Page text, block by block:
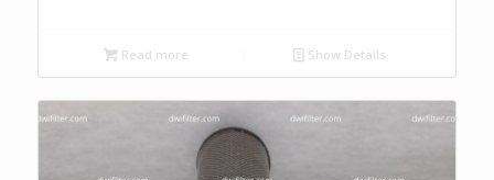
Read more Show Details